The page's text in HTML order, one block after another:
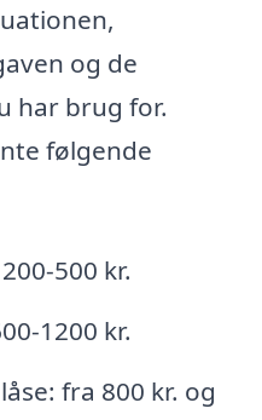
og de
har brug for.
følgende
500 kr.
1200 kr.
fra 800 kr. og